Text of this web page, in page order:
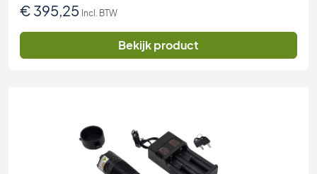
€ 395,25 Incl. BTW
Bekijk product